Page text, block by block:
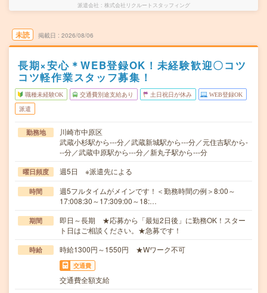
派遣会社 株式会社リクルートスタッフィング
未読 掲載日 2026/08/06
長期×安心＊WEB登録OK！未経験歓迎〇コツ
コツ軽作業スタッフ募集！
職種未経験OK 交通費別途支給あり 土日祝日が休み WEB登録OK
派遣
勤務地
川崎市中原区
武蔵小杉駅から---分／武蔵新城駅から---分／元住吉駅から-
--分／武蔵中原駅から---分／新丸子駅から---分
曜日頻度 週5日 ※派遣先による
時間
週5フルタイムがメインです！＜勤務時間の例＞8:00～
17:008:30～17:309:00～18:…
期間
即日～長期 ★応募から「最短2日後」に勤務OK！スター
ト日はご相談ください。★急募です！
時給 時給1300円～1550円 ★Wワーク不可
交通費
交通費全額支給